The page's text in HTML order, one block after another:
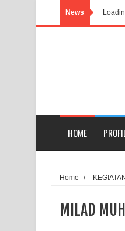
News
HOME
Home /
MILAD